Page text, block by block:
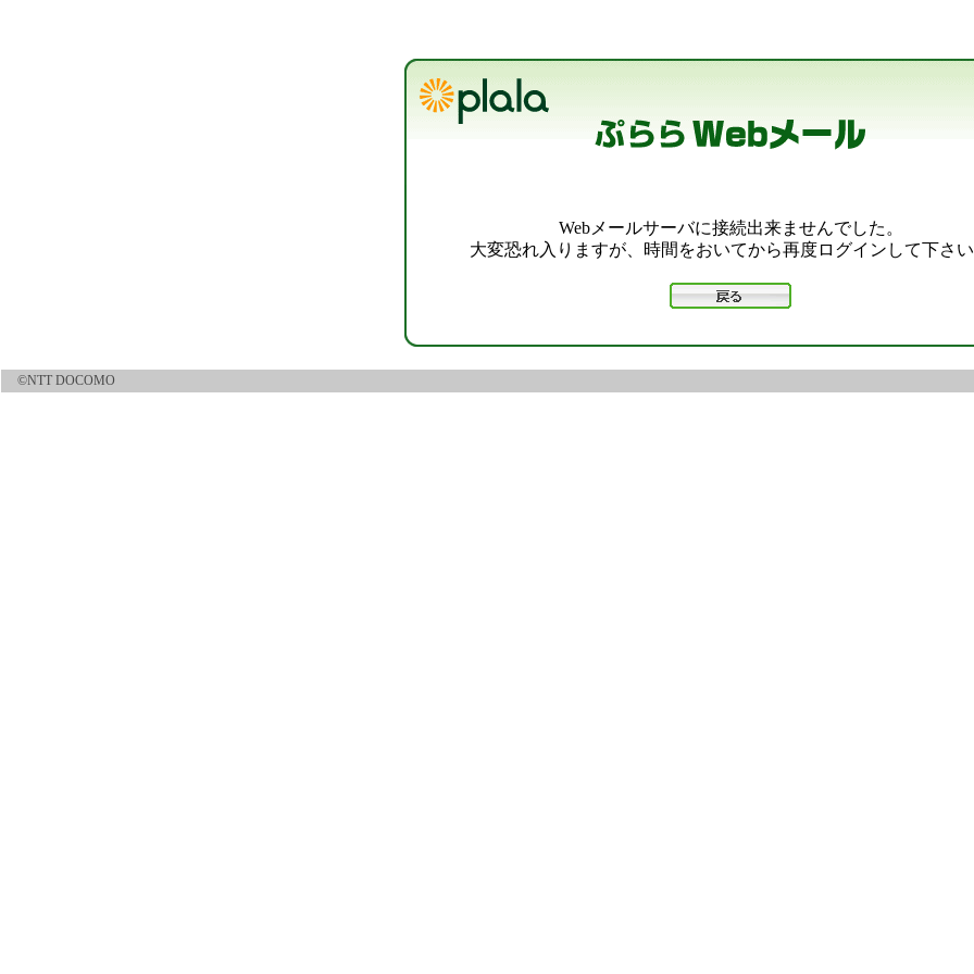
Webメールサーバに接続出来ませんでした。
大変恐れ入りますが、時間をおいてから再度ログインして下さ
©NTT DOCOMO